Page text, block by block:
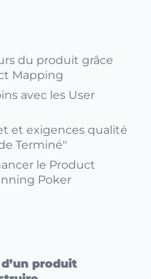
du produit grâce
Mapping
avec les User
et exigences qualité
Terminé"
le Product
Poker
produit